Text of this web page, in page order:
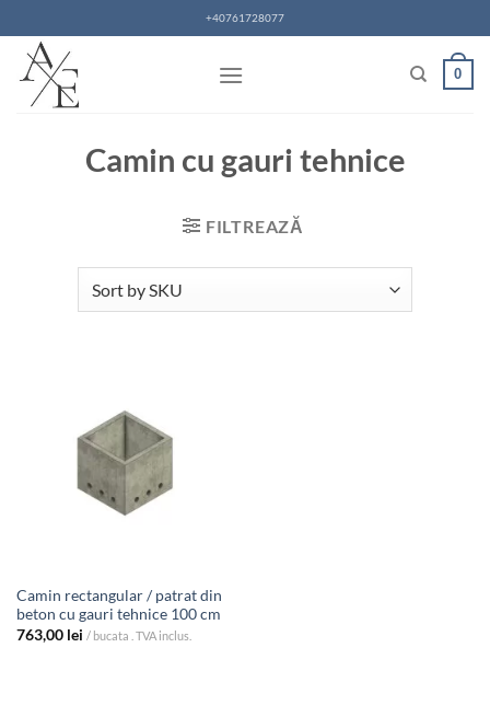
to
content
+40761728077
0
Camin cu gauri tehnice
FILTREAZĂ
Camin rectangular / patrat din
beton cu gauri tehnice 100 cm
763,00 lei / bucata . TVA inclus.